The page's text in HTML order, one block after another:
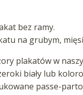
bez ramy.
na grubym,
plakatów w
biały lub
passe-